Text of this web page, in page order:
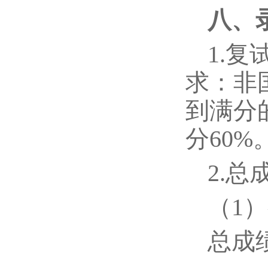
八、
1.复
求：非
到满分
分60%
2.总
（1
总成